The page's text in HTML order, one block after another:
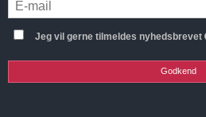
Jeg vil gerne tilmeldes nyhedsbrevet
Godkend